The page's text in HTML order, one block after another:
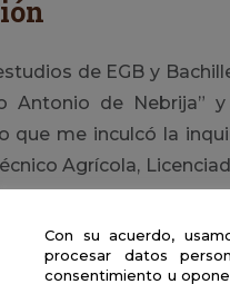
de EGB y
Antonio de Nebrija”
que me inculcó la
Agrícola,
materia de
la vida de un
Con su acuerdo,
procesar datos
consentimiento u